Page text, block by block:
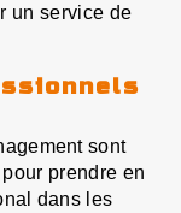
un service de
sont
prendre en
dans les